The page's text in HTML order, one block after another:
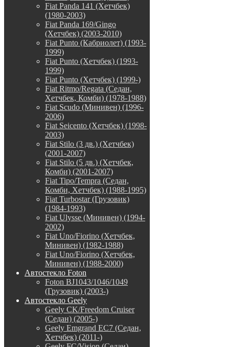
Fiat Panda 141 (Хетчбек)
(1980-2003)
Fiat Panda 169/Gingo
(Хетчбек) (2003-2010)
Fiat Punto (Кабриолет) (1993-
1999)
Fiat Punto (Хетчбек) (1993-
1999)
Fiat Punto (Хетчбек) (1999-)
Fiat Ritmo/Regata (Седан,
Хетчбек, Комби) (1978-1988)
Fiat Scudo (Минивен) (1996-
2006)
Fiat Seicento (Хетчбек) (1998-
2003)
Fiat Stilo (3 дв.) (Хетчбек)
(2001-2007)
Fiat Stilo (5 дв.) (Хетчбек,
Комби) (2001-2007)
Fiat Tipo/Tempra (Седан,
Комби, Хетчбек) (1988-1995)
Fiat Turbostar (Грузовик)
(1984-1993)
Fiat Ulysse (Минивен) (1994-
2002)
Fiat Uno/Fiorino (Хетчбек,
Минивен) (1982-1988)
Fiat Uno/Fiorino (Хетчбек,
Минивен) (1988-2000)
Автостекло Foton
Foton BJ1043/1046/1049
(Грузовик) (2003-)
Автостекло Geely
Geely CK/Freedom Cruiser
(Седан) (2005-)
Geely Emgrand EC7 (Седан,
Хетчбек) (2011-)